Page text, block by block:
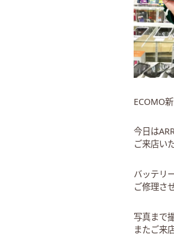
ECOMO
今日は
ご来店い
バッテリ
ご修理さ
写真まで
またご来